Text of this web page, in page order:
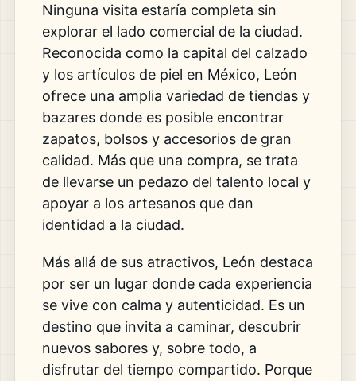
Ninguna visita estaría completa sin
explorar el lado comercial de la ciudad.
Reconocida como la capital del calzado
y los artículos de piel en México, León
ofrece una amplia variedad de tiendas y
bazares donde es posible encontrar
zapatos, bolsos y accesorios de gran
calidad. Más que una compra, se trata
de llevarse un pedazo del talento local y
apoyar a los artesanos que dan
identidad a la ciudad.
Más allá de sus atractivos, León destaca
por ser un lugar donde cada experiencia
se vive con calma y autenticidad. Es un
destino que invita a caminar, descubrir
nuevos sabores y, sobre todo, a
disfrutar del tiempo compartido. Porque